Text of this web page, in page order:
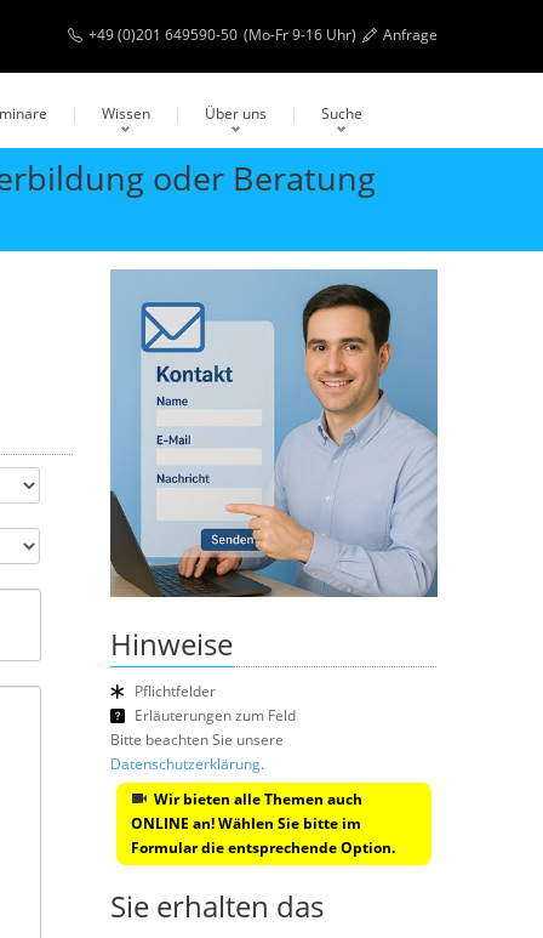
+49 (0)201 649590-50 (Mo-Fr 9-16 Uhr) Anfrage
Wissen Über uns Suche
oder Beratung
Hinweise
Pflichtfelder
Erläuterungen zum Feld
Bitte beachten Sie unsere
Datenschutzerklärung.
Wir bieten alle Themen auch
ONLINE an! Wählen Sie bitte im
Formular die entsprechende Option.
Sie erhalten das